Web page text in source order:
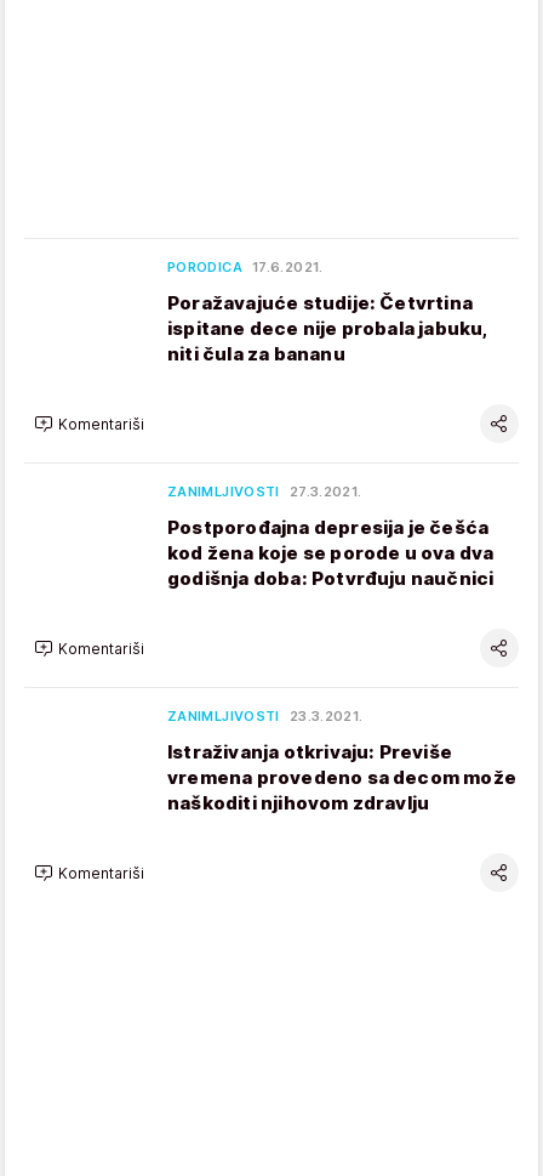
PORODICA 17.6.2021.
Poražavajuće studije: Četvrtina
ispitane dece nije probala jabuku,
niti čula za bananu
Komentariši
ZANIMLJIVOSTI 27.3.2021.
Postporođajna depresija je češća
kod žena koje se porode u ova dva
godišnja doba: Potvrđuju naučnici
Komentariši
ZANIMLJIVOSTI 23.3.2021.
Istraživanja otkrivaju: Previše
vremena provedeno sa decom može
naškoditi njihovom zdravlju
Komentariši